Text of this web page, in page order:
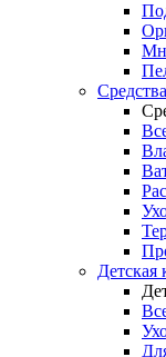
Детская